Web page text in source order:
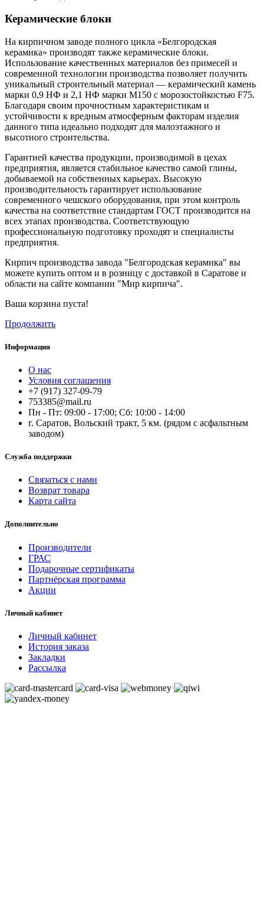
Керамические блоки
На кирпичном заводе полного цикла «Белгородская
керамика» производят также керамические блоки.
Использование качественных материалов без примесей и
современной технологии производства позволяет получить
уникальный строительный материал — керамический камень
марки 0,9 НФ и 2,1 НФ марки М150 с морозостойкостью F75.
Благодаря своим прочностным характеристикам и
устойчивости к вредным атмосферным факторам изделия
данного типа идеально подходят для малоэтажного и
высотного строительства.
Гарантией качества продукции, производимой в цехах
предприятия, является стабильное качество самой глины,
добываемой на собственных карьерах. Высокую
производительность гарантирует использование
современного чешского оборудования, при этом контроль
качества на соответствие стандартам ГОСТ производится на
всех этапах производства. Соответствующую
профессиональную подготовку проходят и специалисты
предприятия.
Кирпич производства завода "Белгородская керамика" вы
можете купить оптом и в розницу с доставкой в Саратове и
области на сайте компании "Мир кирпича".
Ваша корзина пуста!
Продолжить
Информация
О нас
Условия соглашения
+7 (917) 327-09-79
753385@mail.ru
Пн - Пт: 09:00 - 17:00; Сб: 10:00 - 14:00
г. Саратов, Вольский тракт, 5 км. (рядом с асфальтным
заводом)
Служба поддержки
Связаться с нами
Возврат товара
Карта сайта
Дополнительно
Производители
ГРАС
Подарочные сертификаты
Партнёрская программа
Акции
Личный кабинет
Личный кабинет
История заказа
Закладки
Рассылка